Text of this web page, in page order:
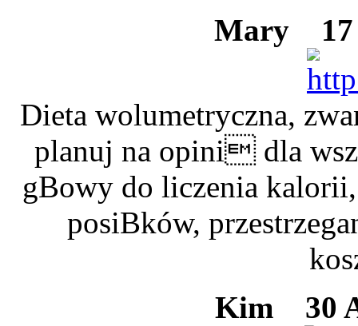
Mary
17
Dieta wolumetryczna,
planuj na opini dla
gBowy do liczenia
posiBków,
Kim
30